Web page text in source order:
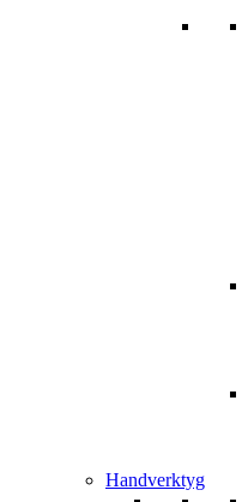
Handverktyg